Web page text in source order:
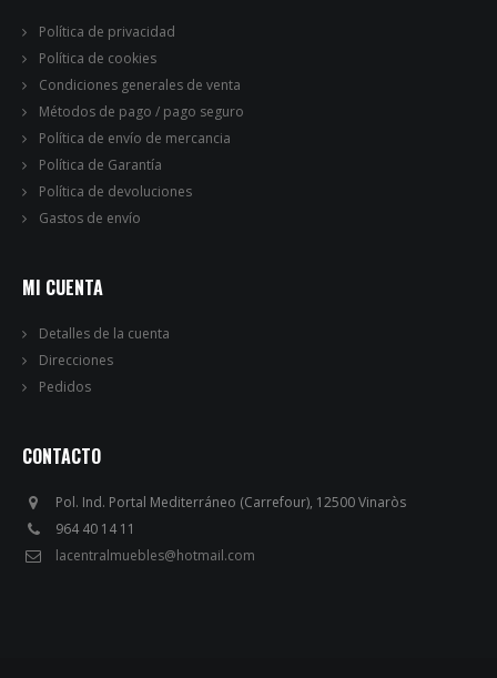
Política de privacidad
Política de cookies
Condiciones generales de venta
Métodos de pago / pago seguro
Política de envío de mercancia
Política de Garantía
Política de devoluciones
Gastos de envío
MI CUENTA
Detalles de la cuenta
Direcciones
Pedidos
CONTACTO
Pol. Ind. Portal Mediterráneo (Carrefour), 12500 Vinaròs
964 40 14 11
lacentralmuebles@hotmail.com